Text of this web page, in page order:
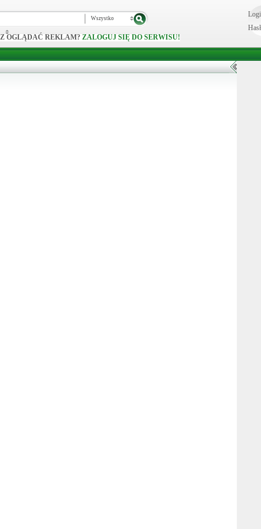
Wszystko
OGLĄDAĆ REKLAM? ZALOGUJ SIĘ DO SERWISU!